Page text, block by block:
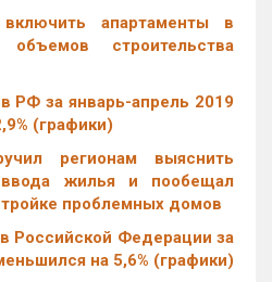
апартаменты в
строительства
РФ за январь-апрель 2019
(графики)
регионам выяснить
жилья и пообещал
проблемных домов
Российской Федерации за
на 5,6% (графики)